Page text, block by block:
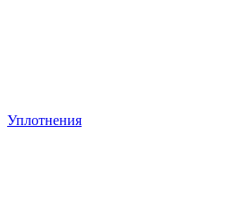
Уплотнения